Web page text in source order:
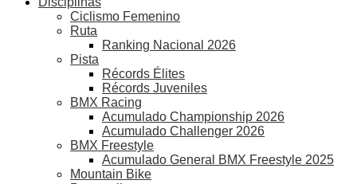
Ciclismo Femenino
Ruta
Ranking Nacional 2026
Pista
Récords Élites
Récords Juveniles
BMX Racing
Acumulado Championship 2026
Acumulado Challenger 2026
BMX Freestyle
Acumulado General BMX Freestyle 2025
Mountain Bike